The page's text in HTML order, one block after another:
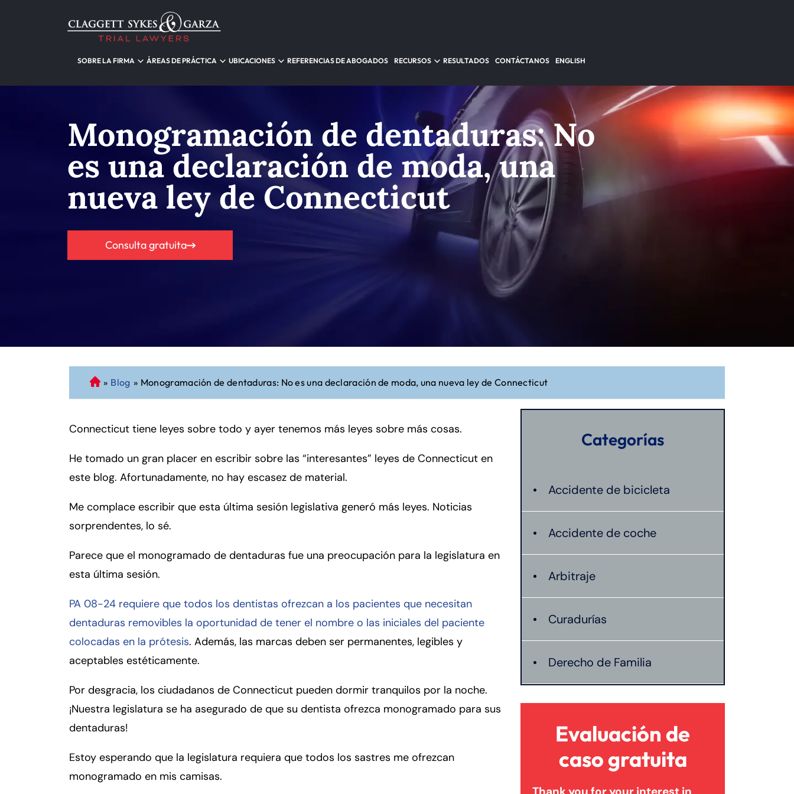
SOBRE LA FIRMA ÁREAS DE PRÁCTICA UBICACIONES REFERENCIAS DE ABOGADOS RECURSOS RESULTADOS CONTÁCTANOS ENGLISH
Monogramación de dentaduras: No
es una declaración de moda, una
nueva ley de Connecticut
Consulta gratuita
A
b
g
d
o
e
er
n
al
ur
y
e
C
n
n
ec
cu
» Blog » Monogramación de dentaduras: No es una declaración de moda, una nueva ley de Connecticut
Connecticut tiene leyes sobre todo y ayer tenemos más leyes sobre más cosas.
He tomado un gran placer en escribir sobre las “interesantes” leyes de Connecticut en
este blog. Afortunadamente, no hay escasez de material.
Me complace escribir que esta última sesión legislativa generó más leyes. Noticias
sorprendentes, lo sé.
Parece que el monogramado de dentaduras fue una preocupación para la legislatura en
esta última sesión.
PA 08-24 requiere que todos los dentistas ofrezcan a los pacientes que necesitan
dentaduras removibles la oportunidad de tener el nombre o las iniciales del paciente
colocadas en la prótesis. Además, las marcas deben ser permanentes, legibles y
aceptables estéticamente.
Por desgracia, los ciudadanos de Connecticut pueden dormir tranquilos por la noche.
¡Nuestra legislatura se ha asegurado de que su dentista ofrezca monogramado para sus
dentaduras!
Estoy esperando que la legislatura requiera que todos los sastres me ofrezcan
monogramado en mis camisas.
Categorías
Accidente de bicicleta
Accidente de coche
Arbitraje
Curadurías
Derecho de Familia
Lesión catastrófica
Lesión por quemadura
Evaluación de
caso gratuita